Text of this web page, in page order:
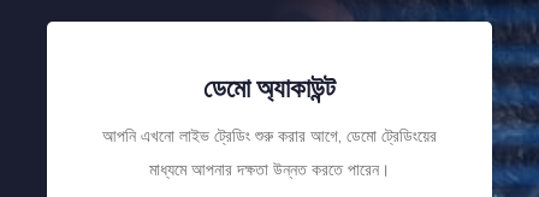
ডেমো অ্যাকাউন্ট
আপনি এখনো লাইভ ট্রেডিং শুরু করার আগে, ডেমো ট্রেডিংয়ের
মাধ্যমে আপনার দক্ষতা উন্নত করতে পারেন।